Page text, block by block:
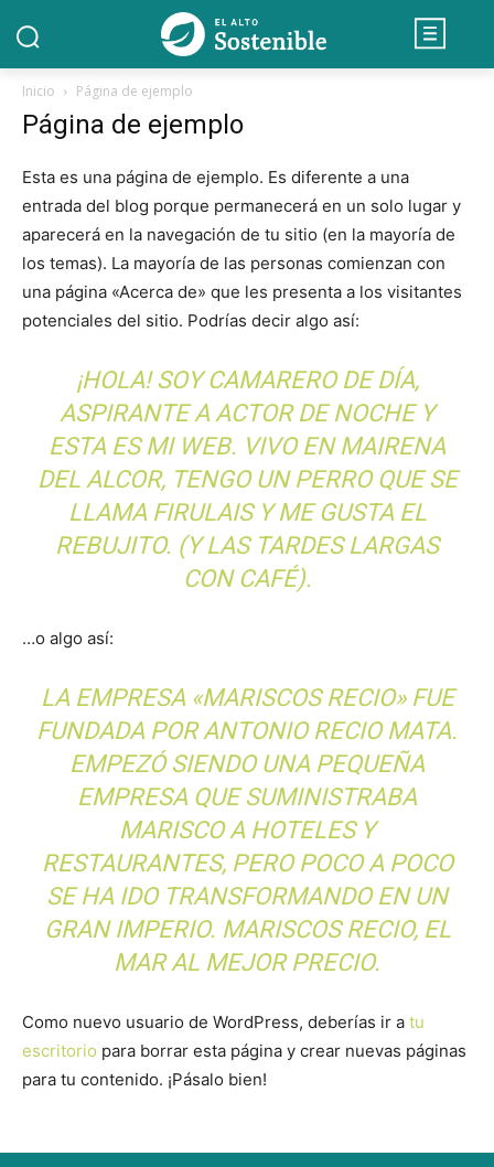
Inicio Página de ejemplo
Página de ejemplo
Esta es una página de ejemplo. Es diferente a una
entrada del blog porque permanecerá en un solo lugar y
aparecerá en la navegación de tu sitio (en la mayoría de
los temas). La mayoría de las personas comienzan con
una página «Acerca de» que les presenta a los visitantes
potenciales del sitio. Podrías decir algo así:
¡HOLA! SOY CAMARERO DE DÍA,
ASPIRANTE A ACTOR DE NOCHE Y
ESTA ES MI WEB. VIVO EN MAIRENA
DEL ALCOR, TENGO UN PERRO QUE SE
LLAMA FIRULAIS Y ME GUSTA EL
REBUJITO. (Y LAS TARDES LARGAS
CON CAFÉ).
…o algo así:
LA EMPRESA «MARISCOS RECIO» FUE
FUNDADA POR ANTONIO RECIO MATA.
EMPEZÓ SIENDO UNA PEQUEÑA
EMPRESA QUE SUMINISTRABA
MARISCO A HOTELES Y
RESTAURANTES, PERO POCO A POCO
SE HA IDO TRANSFORMANDO EN UN
GRAN IMPERIO. MARISCOS RECIO, EL
MAR AL MEJOR PRECIO.
Como nuevo usuario de WordPress, deberías ir a tu
escritorio para borrar esta página y crear nuevas páginas
para tu contenido. ¡Pásalo bien!